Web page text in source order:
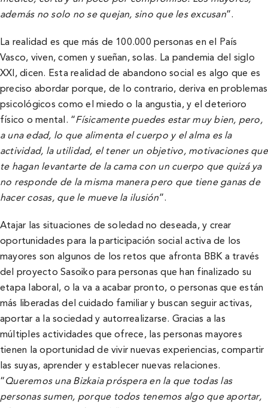
además no solo no se quejan, sino que les excusan”.
La realidad es que más de 100.000 personas en el País
Vasco, viven, comen y sueñan, solas. La pandemia del siglo
XXI, dicen. Esta realidad de abandono social es algo que es
preciso abordar porque, de lo contrario, deriva en problemas
psicológicos como el miedo o la angustia, y el deterioro
físico o mental. “Físicamente puedes estar muy bien, pero,
a una edad, lo que alimenta el cuerpo y el alma es la
actividad, la utilidad, el tener un objetivo, motivaciones que
te hagan levantarte de la cama con un cuerpo que quizá ya
no responde de la misma manera pero que tiene ganas de
hacer cosas, que le mueve la ilusión”.
Atajar las situaciones de soledad no deseada, y crear
oportunidades para la participación social activa de los
mayores son algunos de los retos que afronta BBK a través
del proyecto Sasoiko para personas que han finalizado su
etapa laboral, o la va a acabar pronto, o personas que están
más liberadas del cuidado familiar y buscan seguir activas,
aportar a la sociedad y autorrealizarse. Gracias a las
múltiples actividades que ofrece, las personas mayores
tienen la oportunidad de vivir nuevas experiencias, compartir
las suyas, aprender y establecer nuevas relaciones.
“Queremos una Bizkaia próspera en la que todas las
personas sumen, porque todos tenemos algo que aportar,